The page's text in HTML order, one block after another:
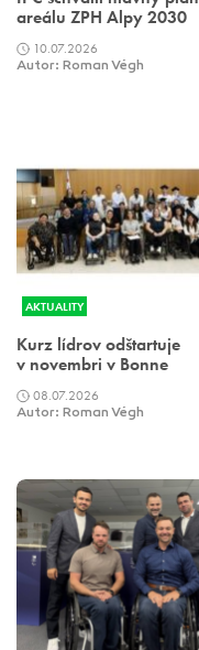
areálu ZPH Alpy 2030
10.07.2026
Autor: Roman Végh
AKTUALITY
Kurz lídrov odštartuje
v novembri v Bonne
08.07.2026
Autor: Roman Végh